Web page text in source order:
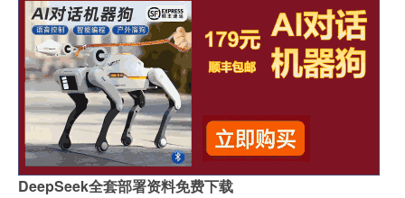
DeepSeek全套部署资料免费下载